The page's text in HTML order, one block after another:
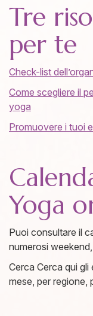
Tre
per te
Check-list
Come scegliere il
yoga
Promuovere i tuoi
Yoga
Puoi consultare il
numerosi
Cerca Cerca qui gli
mese, per regione,